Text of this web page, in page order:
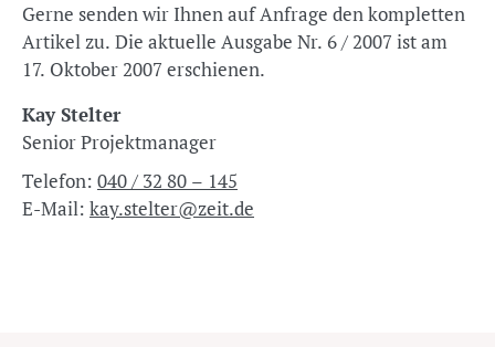
Gerne senden wir Ihnen auf Anfrage den kompletten
Artikel zu. Die aktuelle Ausgabe Nr. 6 / 2007 ist am
17. Oktober 2007 erschienen.
Kay Stelter
Senior Projektmanager
Telefon: 040 / 32 80 – 145
E-Mail: kay.stelter@zeit.de